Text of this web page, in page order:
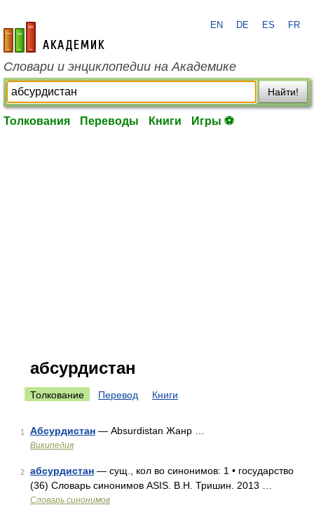
academic.ru
EN DE ES FR
Словари и энциклопедии на Академике
Найти!
Толкования Переводы Книги Игры ⚽
абсурдистан
Толкование Перевод Книги
1 Абсурдистан — Absurdistan Жанр …
Википедия
2 абсурдистан — сущ., кол во синонимов: 1 • государство
(36) Словарь синонимов ASIS. В.Н. Тришин. 2013 …
Словарь синонимов